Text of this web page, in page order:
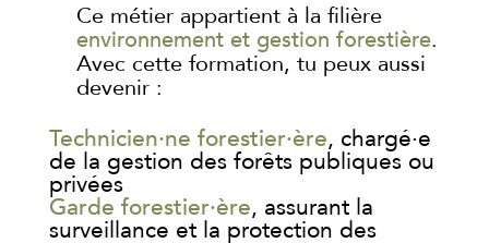
Ce métier appartient à la filière
environnement et gestion forestière.
Avec cette formation, tu peux aussi
devenir :
Technicien·ne forestier·ère, chargé·e
de la gestion des forêts publiques ou
privées
Garde forestier·ère, assurant la
surveillance et la protection des